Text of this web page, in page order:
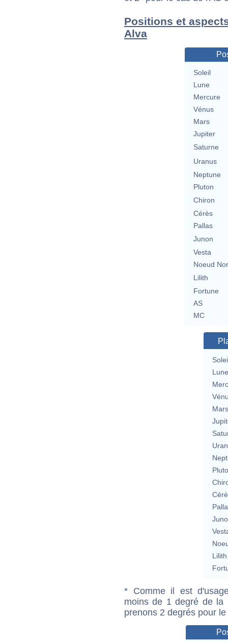
Positions et
Alva
Soleil
Lune
Mercure
Vénus
Mars
Jupiter
Saturne
Uranus
Neptune
Pluton
Chiron
Cérès
Pallas
Junon
Vesta
Noeud
Lilith
Fortune
AS
MC
Lune
Mars
Lilith
* Comme il est
moins de 1 degré de la
prenons 2 degrés pour